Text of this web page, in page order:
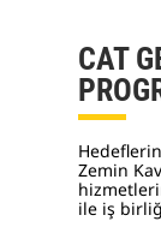
CAT
Zemin
ile iş